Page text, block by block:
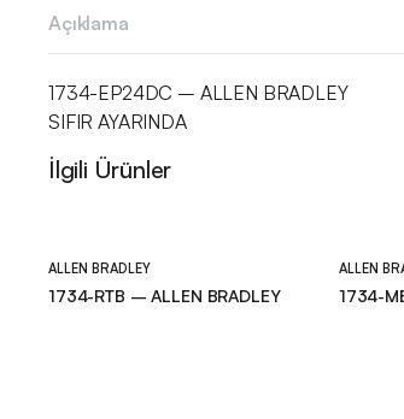
Açıklama
1734-EP24DC – ALLEN BRADLEY
SIFIR AYARINDA
İlgili Ürünler
ALLEN BRADLEY
1734-RTB – ALLEN BRADLEY
ALLEN
1734-